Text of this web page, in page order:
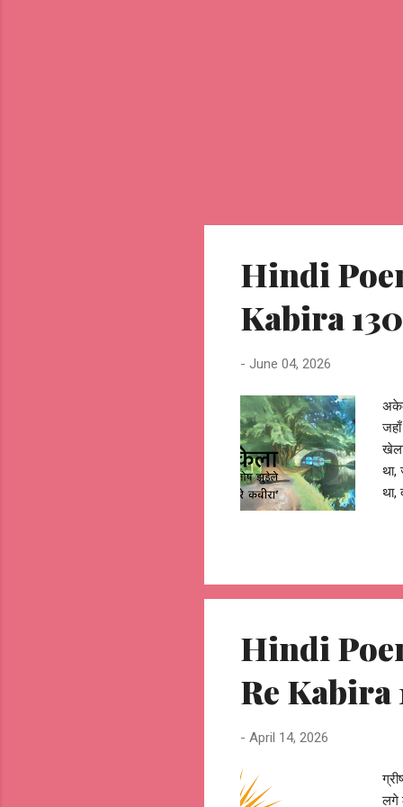
Hindi
Kabira 130
- June 04, 2026
था,
था,
Hindi
Re Kabira
- April 14, 2026
लगे